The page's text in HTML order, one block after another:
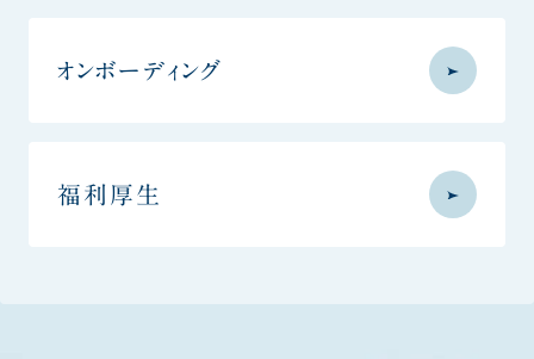
オンボーディング
福利厚生